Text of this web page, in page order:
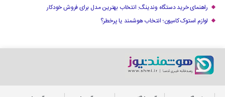
راهنمای خرید دستگاه وندینگ: انتخاب بهترین مدل برای فروش خودکار
لوازم استوک کامیون؛ انتخاب هوشمند یا پرخطر؟